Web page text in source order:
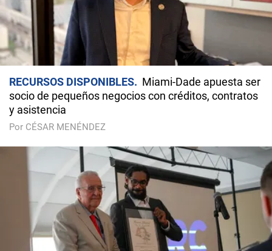
RECURSOS DISPONIBLES
Miami-Dade apuesta ser
socio de pequeños negocios con créditos, contratos
y asistencia
Por CÉSAR MENÉNDEZ